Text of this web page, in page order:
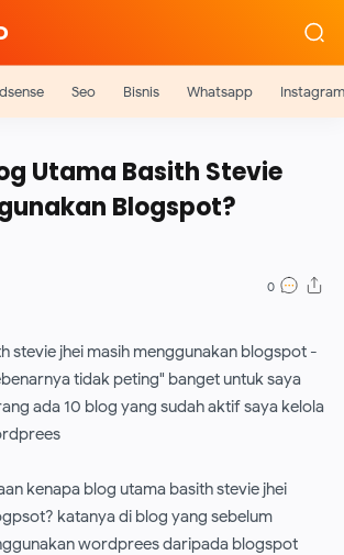
Seo Bisnis Whatsapp Instagram
Utama Basith Stevie
Blogspot?
stevie jhei masih menggunakan blogspot -
tidak peting" banget untuk saya
ada 10 blog yang sudah aktif saya kelola
kenapa blog utama basith stevie jhei
katanya di blog yang sebelum
wordprees daripada blogspot